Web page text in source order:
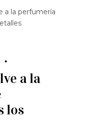
a la perfumería
a la
los